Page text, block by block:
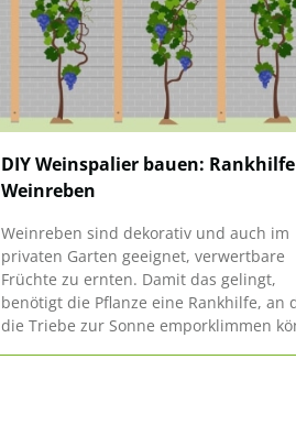
DIY Weinspalier bauen:
Weinreben
Weinreben sind dekorativ und auch im
privaten Garten geeignet, verwertbare
Früchte zu ernten. Damit das gelingt,
benötigt die Pflanze eine Rankhilfe, an
die Triebe zur Sonne emporklimmen